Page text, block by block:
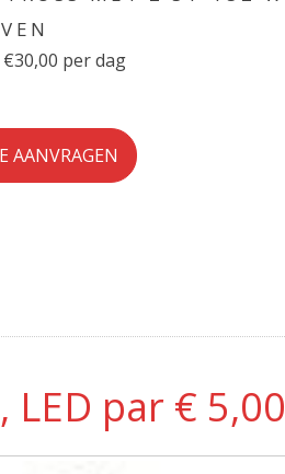
per dag
AANVRAGEN
LED par € 5,00